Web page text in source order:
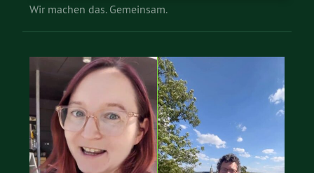
Wir machen das. Gemeinsam.